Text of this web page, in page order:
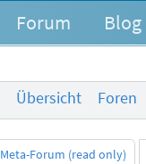
Forum Blog
Übersicht
Foren
Meta-Forum (read only)